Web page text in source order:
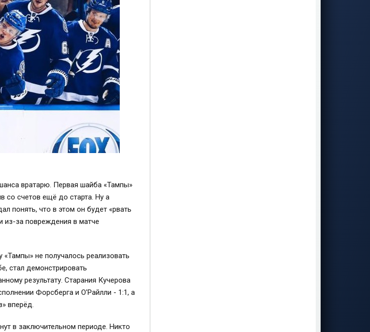
вратарю. Первая шайба «Тампы»
со счетов ещё до старта. Ну а
понять, что в этом он будет «рвать
из-за повреждения в матче
не получалось реализовать
стал демонстрировать
результату. Старания Кучерова
Форсберга и О'Райлли - 1:1, а
вперёд.
в заключительном периоде. Никто